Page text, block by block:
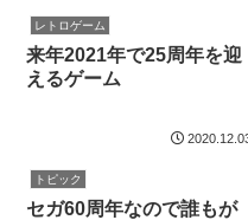
レトロゲーム
来年2021年で25周年を迎
えるゲーム
トピック
セガ60周年なので誰もが